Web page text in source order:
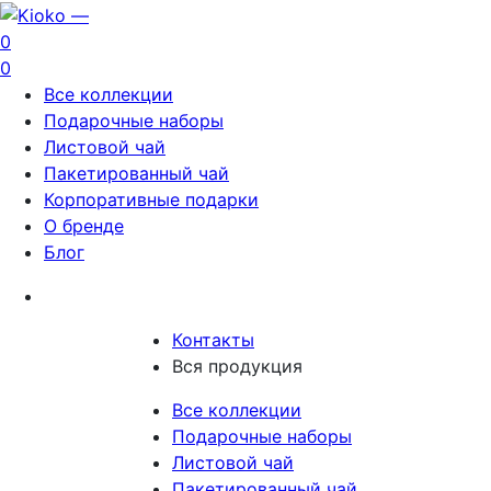
0
0
Все коллекции
Подарочные наборы
Листовой чай
Пакетированный чай
Корпоративные подарки
О бренде
Блог
Контакты
Вся продукция
Все коллекции
Подарочные наборы
Листовой чай